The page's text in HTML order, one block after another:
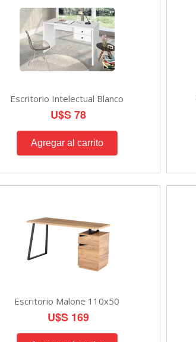
Escritorio Intelectual Blanco
U$S 78
Escritorio Malone 110x50
U$S 169